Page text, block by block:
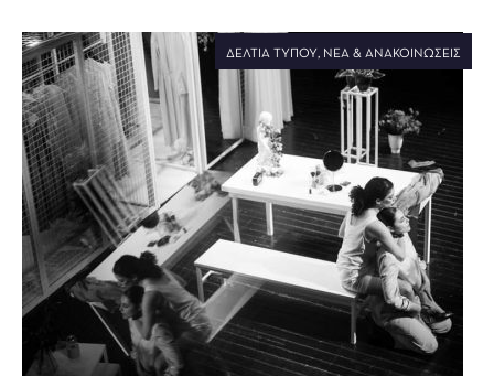
ΔΕΛΤΊΑ ΤΎΠΟΥ, ΝΈΑ & ΑΝΑΚΟΙΝΏΣΕΙΣ